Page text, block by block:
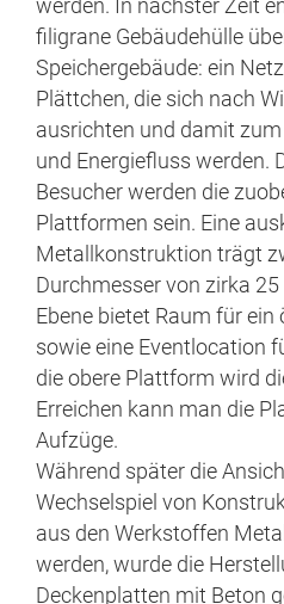
werden. In nächster Zeit
filigrane Gebäudehülle
Speichergebäude: ein
Plättchen, die sich nach
ausrichten und damit
und Energiefluss werden.
Besucher werden die
Plattformen sein. Eine
Metallkonstruktion trägt
Durchmesser von zirka
Ebene bietet Raum für
sowie eine Eventlocation
die obere Plattform wird
Erreichen kann man die
Aufzüge.
Während später die
Wechselspiel von
aus den Werkstoffen
werden, wurde die
Deckenplatten mit Beton